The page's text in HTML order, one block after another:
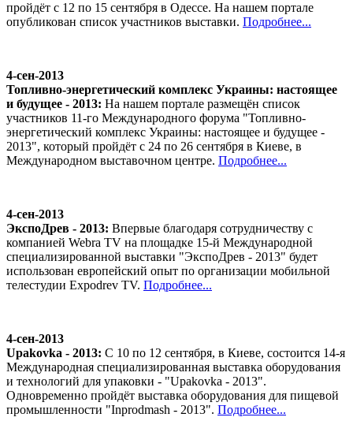
пройдёт с 12 по 15 сентября в Одессе. На нашем портале
опубликован список участников выставки. Подробнее...
4-сен-2013
Топливно-энергетический комплекс Украины: настоящее
и будущее - 2013: На нашем портале размещён список
участников 11-го Международного форума "Топливно-
энергетический комплекс Украины: настоящее и будущее -
2013", который пройдёт с 24 по 26 сентября в Киеве, в
Международном выставочном центре. Подробнее...
4-сен-2013
ЭкспоДрев - 2013: Впервые благодаря сотрудничеству с
компанией Webra TV на площадке 15-й Международной
специализированной выставки "ЭкспоДрев - 2013" будет
использован европейский опыт по организации мобильной
телестудии Expodrev TV. Подробнее...
4-сен-2013
Upakovka - 2013: С 10 по 12 сентября, в Киеве, состоится 14-я
Международная специализированная выставка оборудования
и технологий для упаковки - "Upakovka - 2013".
Одновременно пройдёт выставка оборудования для пищевой
промышленности "Inprodmash - 2013". Подробнее...